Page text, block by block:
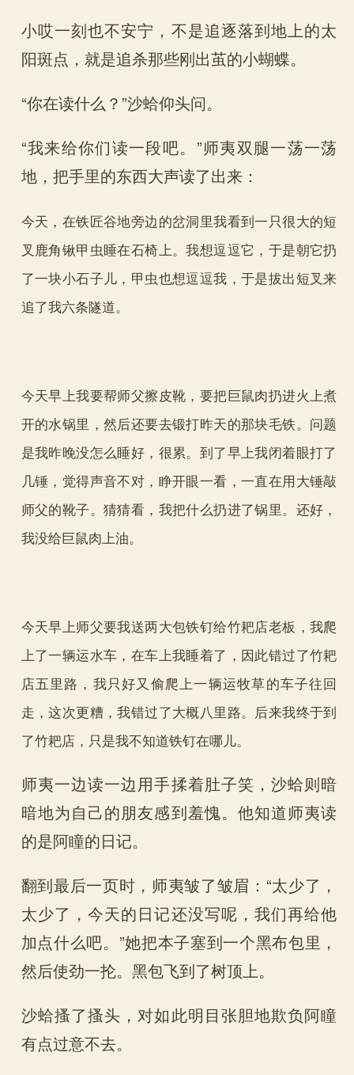
小哎一刻也不安宁，不是追逐落到地上的太
阳斑点，就是追杀那些刚出茧的小蝴蝶。
“你在读什么？”沙蛤仰头问。
“我来给你们读一段吧。”师夷双腿一荡一荡
地，把手里的东西大声读了出来：
今天，在铁匠谷地旁边的岔洞里我看到一只很大的短
叉鹿角锹甲虫睡在石椅上。我想逗逗它，于是朝它扔
了一块小石子儿，甲虫也想逗逗我，于是拔出短叉来
追了我六条隧道。
今天早上我要帮师父擦皮靴，要把巨鼠肉扔进火上煮
开的水锅里，然后还要去锻打昨天的那块毛铁。问题
是我昨晚没怎么睡好，很累。到了早上我闭着眼打了
几锤，觉得声音不对，睁开眼一看，一直在用大锤敲
师父的靴子。猜猜看，我把什么扔进了锅里。还好，
我没给巨鼠肉上油。
今天早上师父要我送两大包铁钉给竹耙店老板，我爬
上了一辆运水车，在车上我睡着了，因此错过了竹耙
店五里路，我只好又偷爬上一辆运牧草的车子往回
走，这次更糟，我错过了大概八里路。后来我终于到
了竹耙店，只是我不知道铁钉在哪儿。
师夷一边读一边用手揉着肚子笑，沙蛤则暗
暗地为自己的朋友感到羞愧。他知道师夷读
的是阿瞳的日记。
翻到最后一页时，师夷皱了皱眉：“太少了，
太少了，今天的日记还没写呢，我们再给他
加点什么吧。”她把本子塞到一个黑布包里，
然后使劲一抡。黑包飞到了树顶上。
沙蛤搔了搔头，对如此明目张胆地欺负阿瞳
有点过意不去。